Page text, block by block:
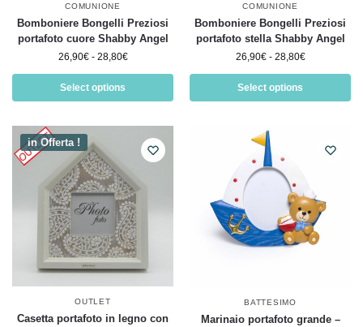
COMUNIONE
Bomboniere Bongelli Preziosi
portafoto cuore Shabby Angel
26,90€ - 28,80€
Select options
COMUNIONE
Bomboniere Bongelli Preziosi
portafoto stella Shabby Angel
26,90€ - 28,80€
Select options
in Offerta !
OUTLET
Casetta portafoto in legno con
BATTESIMO
Marinaio portafoto grande –